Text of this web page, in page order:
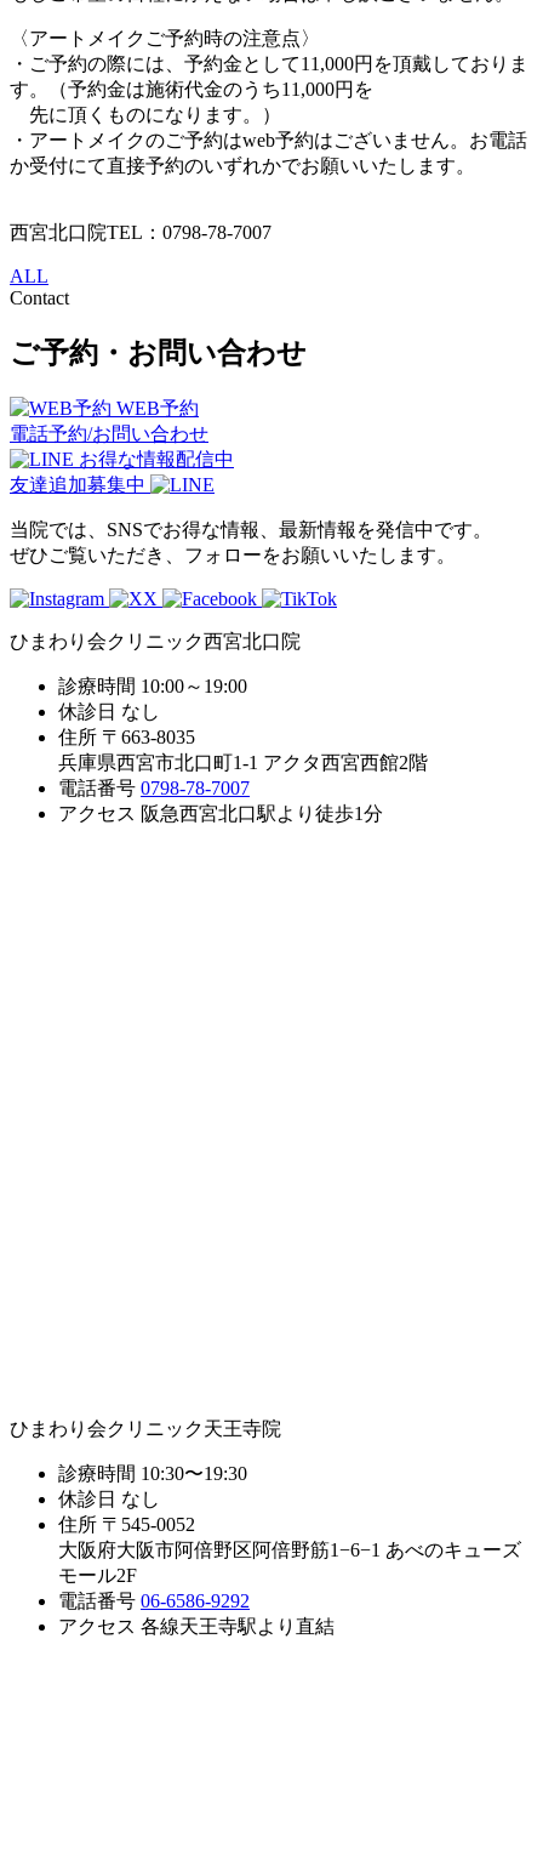
〈アートメイクご予約時の注意点〉
・ご予約の際には、予約金として11,000円を頂戴しておりま
す。（予約金は施術代金のうち11,000円を
先に頂くものになります。）
・アートメイクのご予約はweb予約はございません。お電話
か受付にて直接予約のいずれかでお願いいたします。
西宮北口院TEL：0798-78-7007
ALL
Contact
ご予約・お問い合わせ
WEB予約
電話予約/お問い合わせ
お得な情報配信中
友達追加募集中
当院では、SNSでお得な情報、最新情報を発信中です。
ぜひご覧いただき、フォローをお願いいたします。
ひまわり会クリニック西宮北口院
診療時間 10:00～19:00
休診日 なし
住所 〒663-8035
兵庫県西宮市北口町1-1 アクタ西宮西館2階
電話番号 0798-78-7007
アクセス 阪急西宮北口駅より徒歩1分
ひまわり会クリニック天王寺院
診療時間 10:30〜19:30
休診日 なし
住所 〒545-0052
大阪府大阪市阿倍野区阿倍野筋1−6−1 あべのキューズ
モール2F
電話番号 06-6586-9292
アクセス 各線天王寺駅より直結